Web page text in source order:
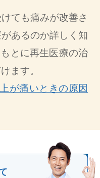
ても痛みが改善さ
あるのか詳しく知
とに再生医療の治
ます。
が痛いときの原因